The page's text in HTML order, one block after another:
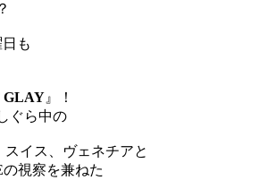
も
GLAY 』！
ぐら中の
イス、ヴェネチアと
視察を兼ねた